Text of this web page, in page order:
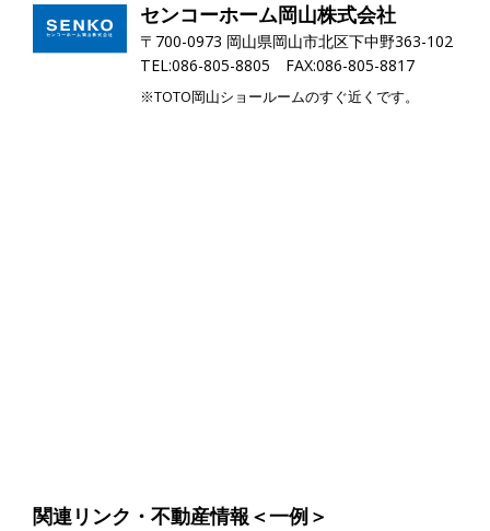
センコーホーム岡山株式会社
〒700-0973 岡山県岡山市北区下中野363-102
TEL:086-805-8805 FAX:086-805-8817
※TOTO岡山ショールームのすぐ近くです。
関連リンク・不動産情報＜一例＞